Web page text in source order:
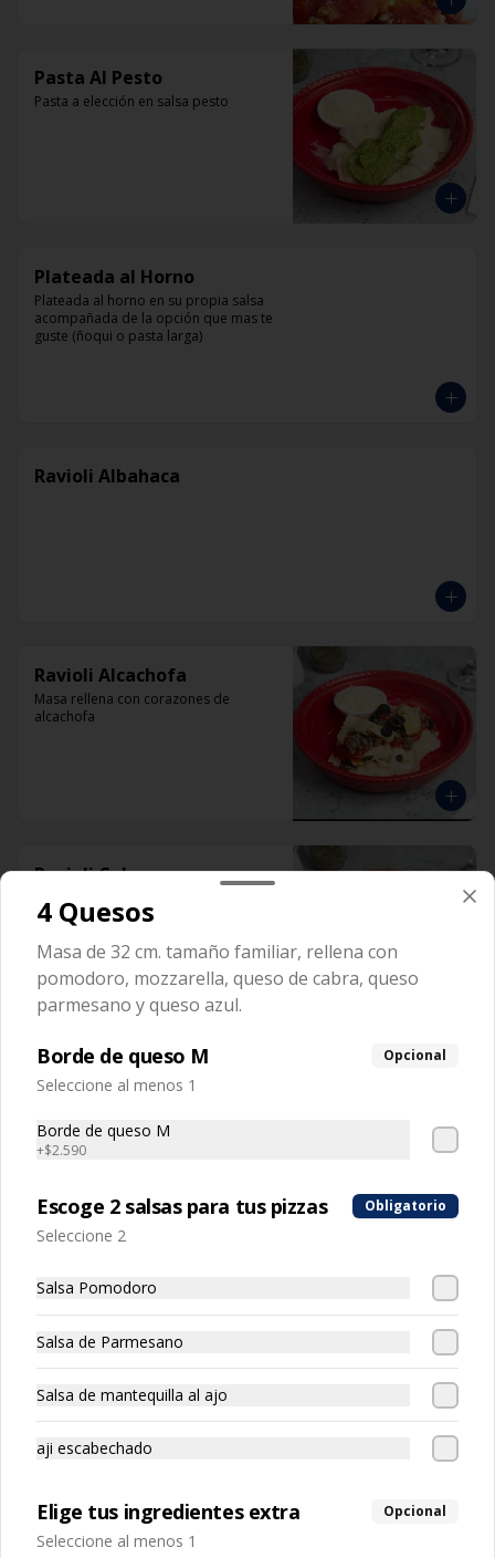
Pasta Al Pesto
Pasta a elección en salsa pesto
Plateada al Horno
Plateada al horno en su propia salsa
acompañada de la opción que mas te
guste (ñoqui o pasta larga)
Ravioli Albahaca
Ravioli Alcachofa
Masa rellena con corazones de
alcachofa
Ravioli Cabra
aceitunas
Ravioli Napolitano
Masa rellena con tomate y mozzarella
Pasta rellena de pollo
4 Quesos
Masa de 32 cm. tamaño familiar, rellena con
pomodoro, mozzarella, queso de cabra, queso
parmesano y queso azul.
Borde de queso M Opcional
Seleccione al menos 1
Borde de queso M
+$2.590
Escoge 2 salsas para tus pizzas Obligatorio
Seleccione 2
Salsa Pomodoro
Salsa de Parmesano
Salsa de mantequilla al ajo
aji escabechado
Elige tus ingredientes extra Opcional
Seleccione al menos 1